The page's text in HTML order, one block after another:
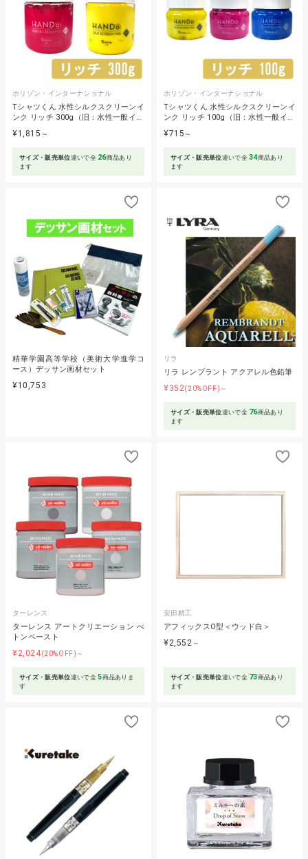
ホリゾン・インターナショナル
Tシャツくん 水性シルクスクリーンイ
ンク リッチ 300g（旧：水性一般イ…
¥1,815 ～
サイズ・販売単位違いで全 26商品あり
ます
ホリゾン・インターナショナル
Tシャツくん 水性シルクスクリーンイ
ンク リッチ 100g（旧：水性一般イ…
¥715 ～
サイズ・販売単位違いで全34商品あり
ます
精華学園高等学校（美術大学進学コ
ース）デッサン画材セット
¥10,753
リラ
リラ レンブラント アクアレル色鉛筆
¥352(20%OFF)～
サイズ・販売単位違いで全 76商品あり
ます
ターレンス
ターレンス アートクリエーション べ
トンペースト
¥2,024(20%OFF)～
サイズ・販売単位違いで全5商品ありま
す
安田精工
アフィックスO型＜ウッド白＞
¥2,552 ～
サイズ・販売単位違いで全 73商品あり
ます